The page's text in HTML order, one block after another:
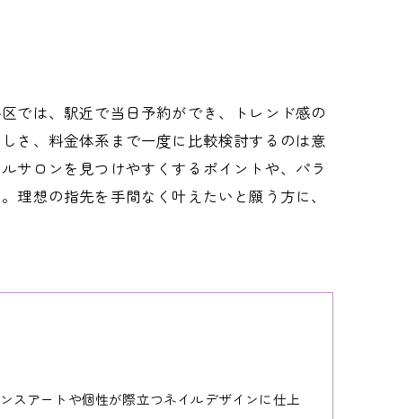
では、駅近で当日予約ができ、トレンド感の
さ、料金体系まで一度に比較検討するのは意
サロンを見つけやすくするポイントや、パラ
想の指先を手間なく叶えたいと願う方に、
スアートや個性が際立つネイルデザインに仕上